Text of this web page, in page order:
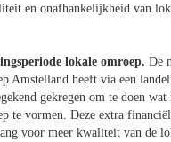
en onafhankelijkheid van
lokale omroep. De
Amstelland heeft via een
gekregen om te doen
te vormen. Deze extra
voor meer kwaliteit van de